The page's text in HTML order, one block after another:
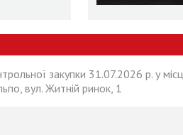
закупки 31.07.2026 р. у
вул. Житній ринок, 1